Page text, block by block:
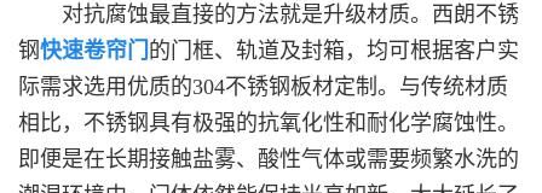
对抗腐蚀最直接的方法就是升级材质。西朗不锈
钢快速卷帘门 的门框、轨道及封箱，均可根据客户实
际需求选用优质的304不锈钢板材定制。与传统材质
相比，不锈钢具有极强的抗氧化性和耐化学腐蚀性。
即便是在长期接触盐雾、酸性气体或需要频繁水洗的